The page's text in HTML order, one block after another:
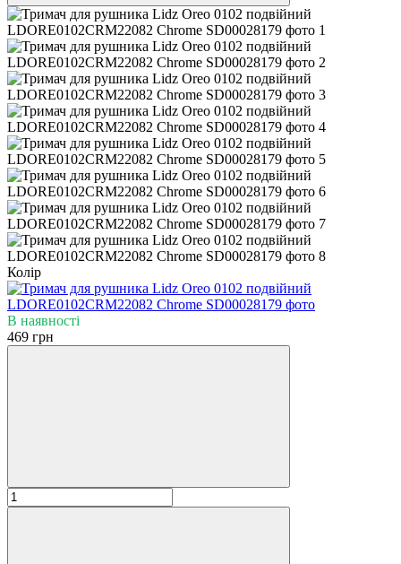
Колір
В наявності
469 грн